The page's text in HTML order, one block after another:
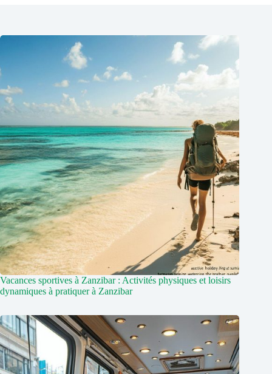
Vacances sportives à Zanzibar : Activités physiques et loisirs
dynamiques à pratiquer à Zanzibar